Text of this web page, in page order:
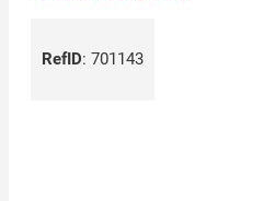
RefID: 701143